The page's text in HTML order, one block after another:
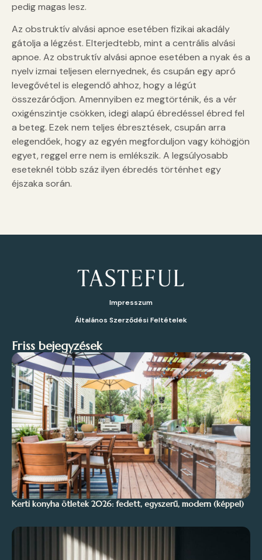
pedig magas lesz.
Az obstruktív alvási apnoe esetében fizikai akadály
gátolja a légzést. Elterjedtebb, mint a centrális alvási
apnoe. Az obstruktív alvási apnoe esetében a nyak és a
nyelv izmai teljesen elernyednek, és csupán egy apró
levegővétel is elegendő ahhoz, hogy a légút
összezáródjon. Amennyiben ez megtörténik, és a vér
oxigénszintje csökken, idegi alapú ébredéssel ébred fel
a beteg. Ezek nem teljes ébresztések, csupán arra
elegendőek, hogy az egyén megforduljon vagy köhögjön
egyet, reggel erre nem is emlékszik. A legsúlyosabb
eseteknél több száz ilyen ébredés történhet egy
éjszaka során.
Impresszum
Általános Szerződési Feltételek
Friss bejegyzések
Kerti konyha ötletek 2026: fedett, egyszerű, modern (képpel)